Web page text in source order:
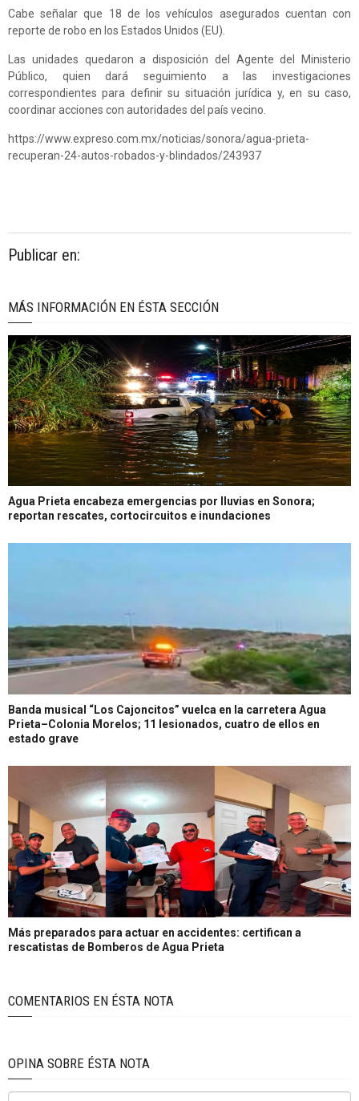
Cabe señalar que 18 de los vehículos asegurados cuentan con
reporte de robo en los Estados Unidos (EU).
Las unidades quedaron a disposición del Agente del Ministerio
Público, quien dará seguimiento a las investigaciones
correspondientes para definir su situación jurídica y, en su caso,
coordinar acciones con autoridades del país vecino.
https://www.expreso.com.mx/noticias/sonora/agua-prieta-
recuperan-24-autos-robados-y-blindados/243937
Publicar en:
MÁS INFORMACIÓN EN ÉSTA SECCIÓN
Agua Prieta encabeza emergencias por lluvias en Sonora;
reportan rescates, cortocircuitos e inundaciones
Banda musical “Los Cajoncitos” vuelca en la carretera Agua
Prieta–Colonia Morelos; 11 lesionados, cuatro de ellos en
estado grave
Más preparados para actuar en accidentes: certifican a
rescatistas de Bomberos de Agua Prieta
COMENTARIOS EN ÉSTA NOTA
OPINA SOBRE ÉSTA NOTA